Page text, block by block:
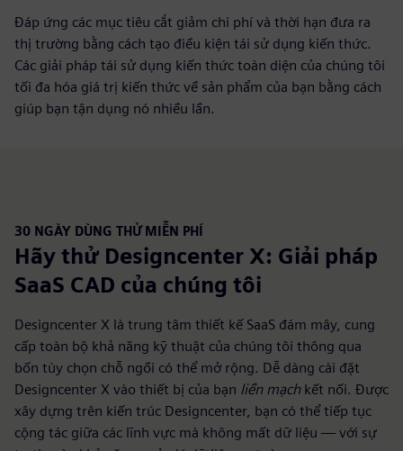
Đáp ứng các mục tiêu cắt giảm chi phí và thời hạn đưa ra
thị trường bằng cách tạo điều kiện tái sử dụng kiến thức.
Các giải pháp tái sử dụng kiến thức toàn diện của chúng tôi
tối đa hóa giá trị kiến thức về sản phẩm của bạn bằng cách
giúp bạn tận dụng nó nhiều lần.
30 NGÀY DÙNG THỬ MIỄN PHÍ
Hãy thử Designcenter X: Giải pháp
SaaS CAD của chúng tôi
Designcenter X là trung tâm thiết kế SaaS đám mây, cung
cấp toàn bộ khả năng kỹ thuật của chúng tôi thông qua
bốn tùy chọn chỗ ngồi có thể mở rộng. Dễ dàng cài đặt
Designcenter X vào thiết bị của bạn liền mạchkết nối. Được
xây dựng trên kiến trúc Designcenter, bạn có thể tiếp tục
cộng tác giữa các lĩnh vực mà không mất dữ liệu — với sự